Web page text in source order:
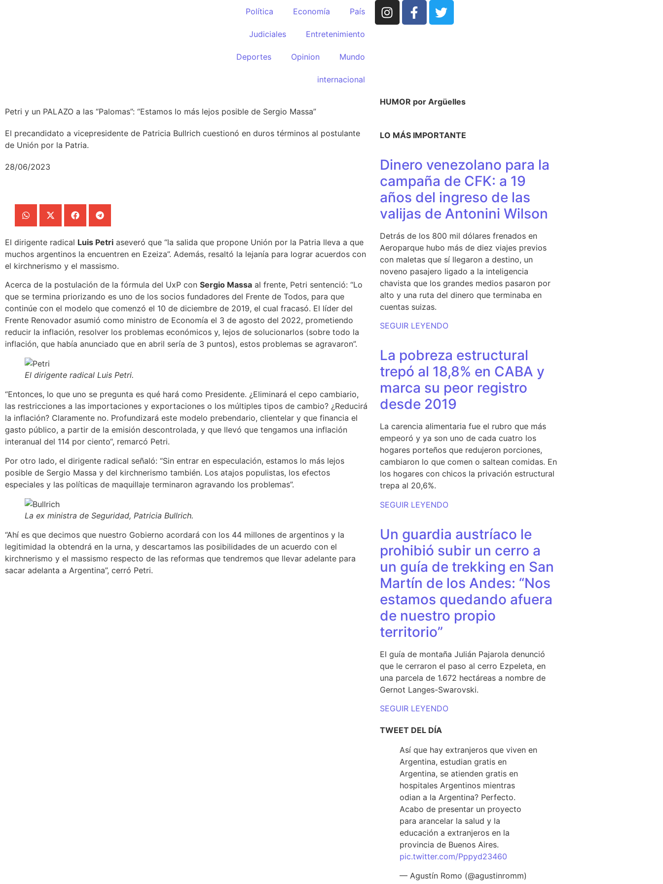
Política Economía País
Judiciales Entretenimiento
Deportes Opinion Mundo
internacional
Petri y un PALAZO a las “Palomas”: “Estamos lo más lejos posible de Sergio Massa”
El precandidato a vicepresidente de Patricia Bullrich cuestionó en duros términos al postulante
de Unión por la Patria.
28/06/2023
El dirigente radical Luis Petri aseveró que “la salida que propone Unión por la Patria lleva a que
muchos argentinos la encuentren en Ezeiza”. Además, resaltó la lejanía para lograr acuerdos con
el kirchnerismo y el massismo.
Acerca de la postulación de la fórmula del UxP con Sergio Massa al frente, Petri sentenció: “Lo
que se termina priorizando es uno de los socios fundadores del Frente de Todos​, para que
continúe con el modelo que comenzó el 10 de diciembre de 2019, el cual fracasó. El líder del
Frente Renovador asumió como ministro de Economía el 3 de agosto del 2022, prometiendo
reducir la inflación, resolver los problemas económicos y, lejos de solucionarlos (sobre todo la
inflación, que había anunciado que en abril sería de 3 puntos), estos problemas se agravaron”.
El dirigente radical Luis Petri.
“Entonces, lo que uno se pregunta es qué hará como Presidente. ¿Eliminará el cepo cambiario,
las restricciones a las importaciones y exportaciones o los múltiples tipos de cambio? ¿Reducirá
la inflación? Claramente no. Profundizará este modelo prebendario, clientelar y que financia el
gasto público, a partir de la emisión descontrolada, y que llevó que tengamos una inflación
interanual del 114 por ciento“, remarcó Petri.
Por otro lado, el dirigente radical señaló: “Sin entrar en especulación, estamos lo más lejos
posible de Sergio Massa y del kirchnerismo también. Los atajos populistas, los efectos
especiales y las políticas de maquillaje terminaron agravando los problemas”.
La ex ministra de Seguridad, Patricia Bullrich.
“Ahí es que decimos que nuestro Gobierno acordará con los 44 millones de argentinos y la
legitimidad la obtendrá en la urna, y descartamos las posibilidades de un acuerdo con el
kirchnerismo y el massismo respecto de las reformas que tendremos que llevar adelante para
sacar adelanta a Argentina”, cerró Petri.
HUMOR por Argüelles​
LO MÁS IMPORTANTE
Dinero venezolano para la
campaña de CFK: a 19
años del ingreso de las
valijas de Antonini Wilson
Detrás de los 800 mil dólares frenados en
Aeroparque hubo más de diez viajes previos
con maletas que sí llegaron a destino, un
noveno pasajero ligado a la inteligencia
chavista que los grandes medios pasaron por
alto y una ruta del dinero que terminaba en
cuentas suizas.
SEGUIR LEYENDO
La pobreza estructural
trepó al 18,8% en CABA y
marca su peor registro
desde 2019
La carencia alimentaria fue el rubro que más
empeoró y ya son uno de cada cuatro los
hogares porteños que redujeron porciones,
cambiaron lo que comen o saltean comidas. En
los hogares con chicos la privación estructural
trepa al 20,6%.
SEGUIR LEYENDO
Un guardia austríaco le
prohibió subir un cerro a
un guía de trekking en San
Martín de los Andes: “Nos
estamos quedando afuera
de nuestro propio
territorio”
El guía de montaña Julián Pajarola denunció
que le cerraron el paso al cerro Ezpeleta, en
una parcela de 1.672 hectáreas a nombre de
Gernot Langes-Swarovski.
SEGUIR LEYENDO
TWEET DEL DÍA
Así que hay extranjeros que viven en
Argentina, estudian gratis en
Argentina, se atienden gratis en
hospitales Argentinos mientras
odian a la Argentina? Perfecto.
Acabo de presentar un proyecto
para arancelar la salud y la
educación a extranjeros en la
provincia de Buenos Aires.
pic.twitter.com/Pppyd23460
— Agustín Romo (@agustinromm)